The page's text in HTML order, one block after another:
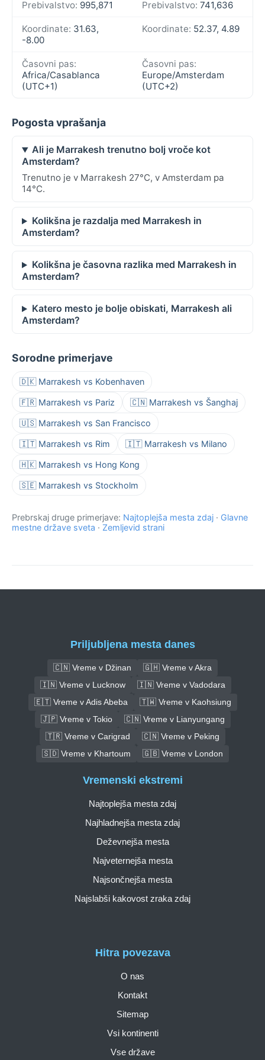
Prebivalstvo: 995,871 Prebivalstvo: 741,636
Koordinate: 31.63,
-8.00
Koordinate: 52.37, 4.89
Časovni pas:
Africa/Casablanca
(UTC+1)
Časovni pas:
Europe/Amsterdam
(UTC+2)
Pogosta vprašanja
Ali je Marrakesh trenutno bolj vroče kot
Amsterdam?
Trenutno je v Marrakesh 27°C, v Amsterdam pa
14°C.
Kolikšna je razdalja med Marrakesh in
Amsterdam?
Kolikšna je časovna razlika med Marrakesh in
Amsterdam?
Katero mesto je bolje obiskati, Marrakesh ali
Amsterdam?
Sorodne primerjave
🇩🇰 Marrakesh vs Kobenhaven
🇫🇷 Marrakesh vs Pariz 🇨🇳 Marrakesh vs Šanghaj
🇺🇸 Marrakesh vs San Francisco
🇮🇹 Marrakesh vs Rim 🇮🇹 Marrakesh vs Milano
🇭🇰 Marrakesh vs Hong Kong
🇸🇪 Marrakesh vs Stockholm
Prebrskaj druge primerjave: Najtoplejša mesta zdaj · Glavne
mestne države sveta · Zemljevid strani
Priljubljena mesta danes
🇨🇳 Vreme v Džinan
🇬🇭 Vreme v Akra
🇮🇳 Vreme v Lucknow
🇮🇳 Vreme v Vadodara
🇪🇹 Vreme v Adis Abeba
🇹🇼 Vreme v Kaohsiung
🇯🇵 Vreme v Tokio
🇨🇳 Vreme v Lianyungang
🇹🇷 Vreme v Carigrad
🇨🇳 Vreme v Peking
🇸🇩 Vreme v Khartoum
🇬🇧 Vreme v London
Hitra povezava
O nas
Kontakt
Sitemap
Vsi kontinenti
Vse države
Vremenski ekstremi
Najtoplejša mesta zdaj
Najhladnejša mesta zdaj
Deževnejša mesta
Najveternejša mesta
Najsončnejša mesta
Najslabši kakovost zraka zdaj